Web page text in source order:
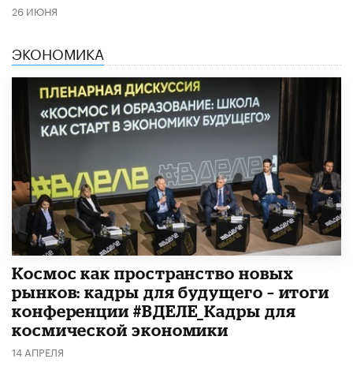
26 ИЮНЯ
ЭКОНОМИКА
Космос как пространство новых
рынков: кадры для будущего – итоги
конференции #ВДЕЛЕ_Кадры для
космической экономики
14 АПРЕЛЯ